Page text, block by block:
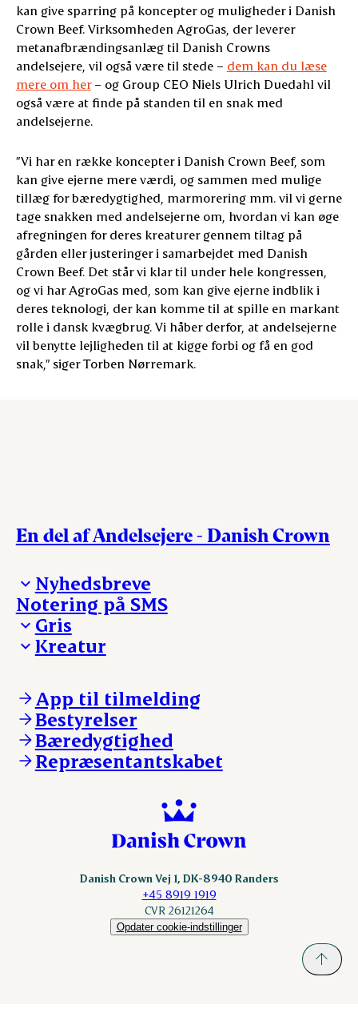
kan give sparring på koncepter og muligheder i Danish
Crown Beef. Virksomheden AgroGas, der leverer
metanafbrændingsanlæg til Danish Crowns
andelsejere, vil også være til stede – dem kan du læse
mere om her– og Group CEO Niels Ulrich Duedahl vil
også være at finde på standen til en snak med
andelsejerne.
”Vi har en række koncepter i Danish Crown Beef, som
kan give ejerne mere værdi, og sammen med mulige
tillæg for bæredygtighed, marmorering mm. vil vi gerne
tage snakken med andelsejerne om, hvordan vi kan øge
afregningen for deres kreaturer gennem tiltag på
gården eller justeringer i samarbejdet med Danish
Crown Beef. Det står vi klar til under hele kongressen,
og vi har AgroGas med, som kan give ejerne indblik i
deres teknologi, der kan komme til at spille en markant
rolle i dansk kvægbrug. Vi håber derfor, at andelsejerne
vil benytte lejligheden til at kigge forbi og få en god
snak,” siger Torben Nørremark.
En del af Andelsejere - Danish Crown
Nyhedsbreve
Madinspiration - nyhedsbrev
Notering på SMS
Gris
Ejerinformation
Nyheder
Login
Kreatur
Kontakt os
Notering
Nyheder
Login
App til tilmelding
Bestyrelser
Bæredygtighed
Repræsentantskabet
Danish Crown Vej 1, DK-8940 Randers
+45 8919 1919
CVR 26121264
Opdater cookie-indstillinger